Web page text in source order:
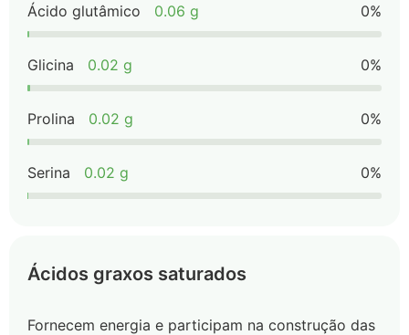
Ácido glutâmico 0.06 g 0%
Glicina 0.02 g 0%
Prolina 0.02 g 0%
Serina 0.02 g 0%
Ácidos graxos saturados
Fornecem energia e participam na construção das